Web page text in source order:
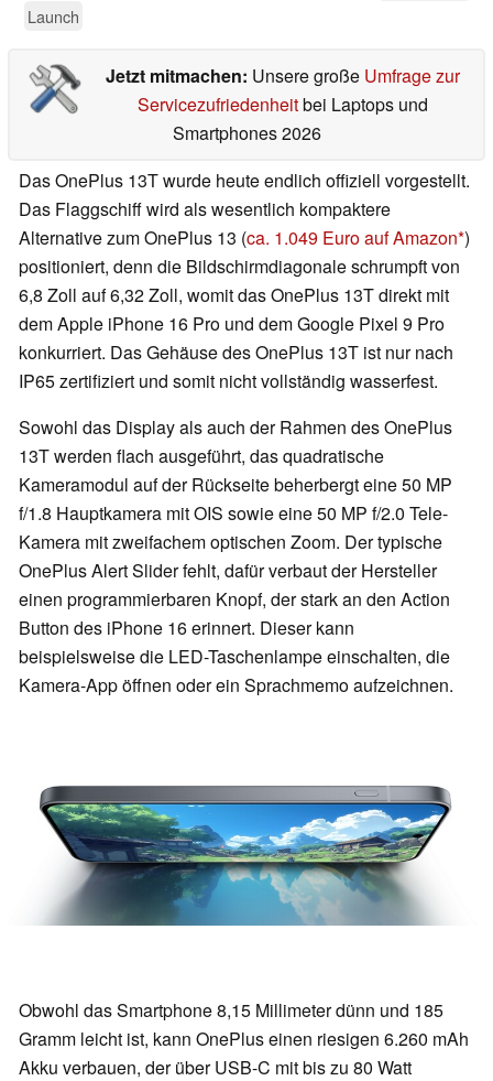
Launch
Jetzt mitmachen: Unsere große Umfrage zur
Servicezufriedenheitbei Laptops und
Smartphones 2026
Das OnePlus 13T wurde heute endlich offiziell vorgestellt.
Das Flaggschiff wird als wesentlich kompaktere
Alternative zum OnePlus 13 (ca. 1.049 Euro auf Amazon )
positioniert, denn die Bildschirmdiagonale schrumpft von
6,8 Zoll auf 6,32 Zoll, womit das OnePlus 13T direkt mit
dem Apple iPhone 16 Pro und dem Google Pixel 9 Pro
konkurriert. Das Gehäuse des OnePlus 13T ist nur nach
IP65 zertifiziert und somit nicht vollständig wasserfest.
Sowohl das Display als auch der Rahmen des OnePlus
13T werden flach ausgeführt, das quadratische
Kameramodul auf der Rückseite beherbergt eine 50 MP
f/1.8 Hauptkamera mit OIS sowie eine 50 MP f/2.0 Tele-
Kamera mit zweifachem optischen Zoom. Der typische
OnePlus Alert Slider fehlt, dafür verbaut der Hersteller
einen programmierbaren Knopf, der stark an den Action
Button des iPhone 16 erinnert. Dieser kann
beispielsweise die LED-Taschenlampe einschalten, die
Kamera-App öffnen oder ein Sprachmemo aufzeichnen.
Obwohl das Smartphone 8,15 Millimeter dünn und 185
Gramm leicht ist, kann OnePlus einen riesigen 6.260 mAh
Akku verbauen, der über USB-C mit bis zu 80 Watt